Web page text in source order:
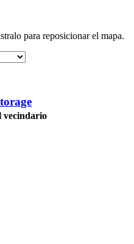
para reposicionar el mapa.
vecindario